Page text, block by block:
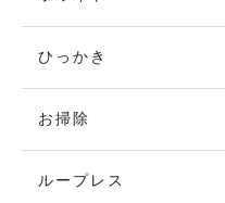
ひっかき
お掃除
ループレス